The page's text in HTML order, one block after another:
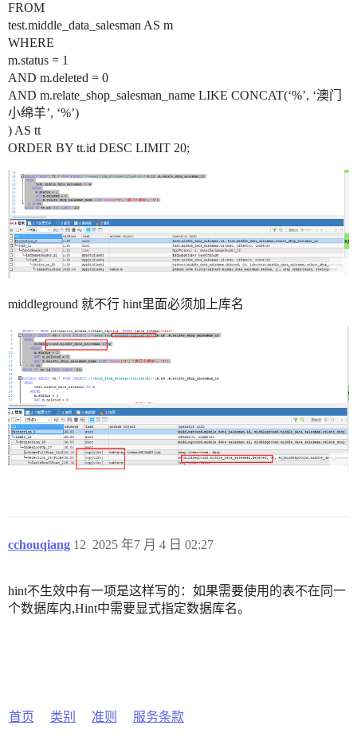
FROM
test.middle_data_salesman AS m
WHERE
m.status = 1
AND m.deleted = 0
AND m.relate_shop_salesman_name LIKE CONCAT(‘%’, ‘澳门
小绵羊’, ‘%’)
) AS tt
ORDER BY tt.id DESC LIMIT 20;
middleground 就不行 hint里面必须加上库名
cchouqiang 2025 年7 月 4 日 02:27
12
hint不生效中有一项是这样写的：如果需要使用的表不在同一
个数据库内,Hint中需要显式指定数据库名。
首页 类别 准则 服务条款